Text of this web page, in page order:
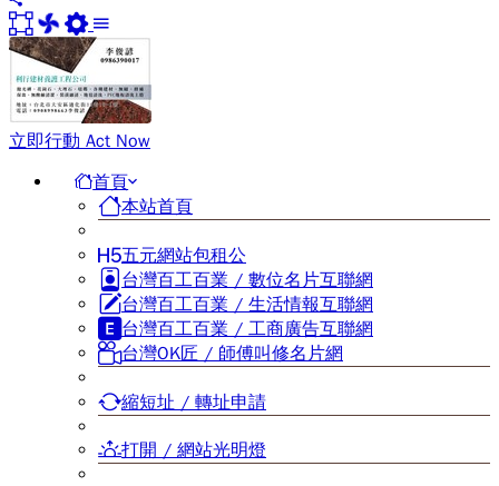
立即行動 Act Now
首頁
本站首頁
五元網站包租公
台灣百工百業 / 數位名片互聯網
台灣百工百業 / 生活情報互聯網
台灣百工百業 / 工商廣告互聯網
台灣OK匠 / 師傅叫修名片網
縮短址 / 轉址申請
打開 / 網站光明燈